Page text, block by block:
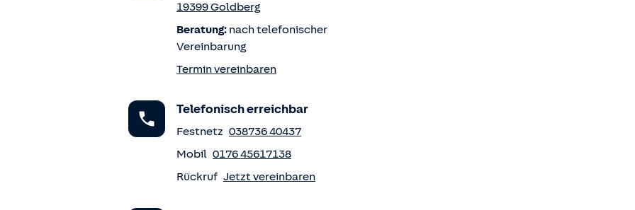
19399Goldberg
Beratung: nach telefonischer
Vereinbarung
Termin vereinbaren
Telefonisch erreichbar
Festnetz 038736 40437
Mobil 0176 45617138
Rückruf Jetzt vereinbaren